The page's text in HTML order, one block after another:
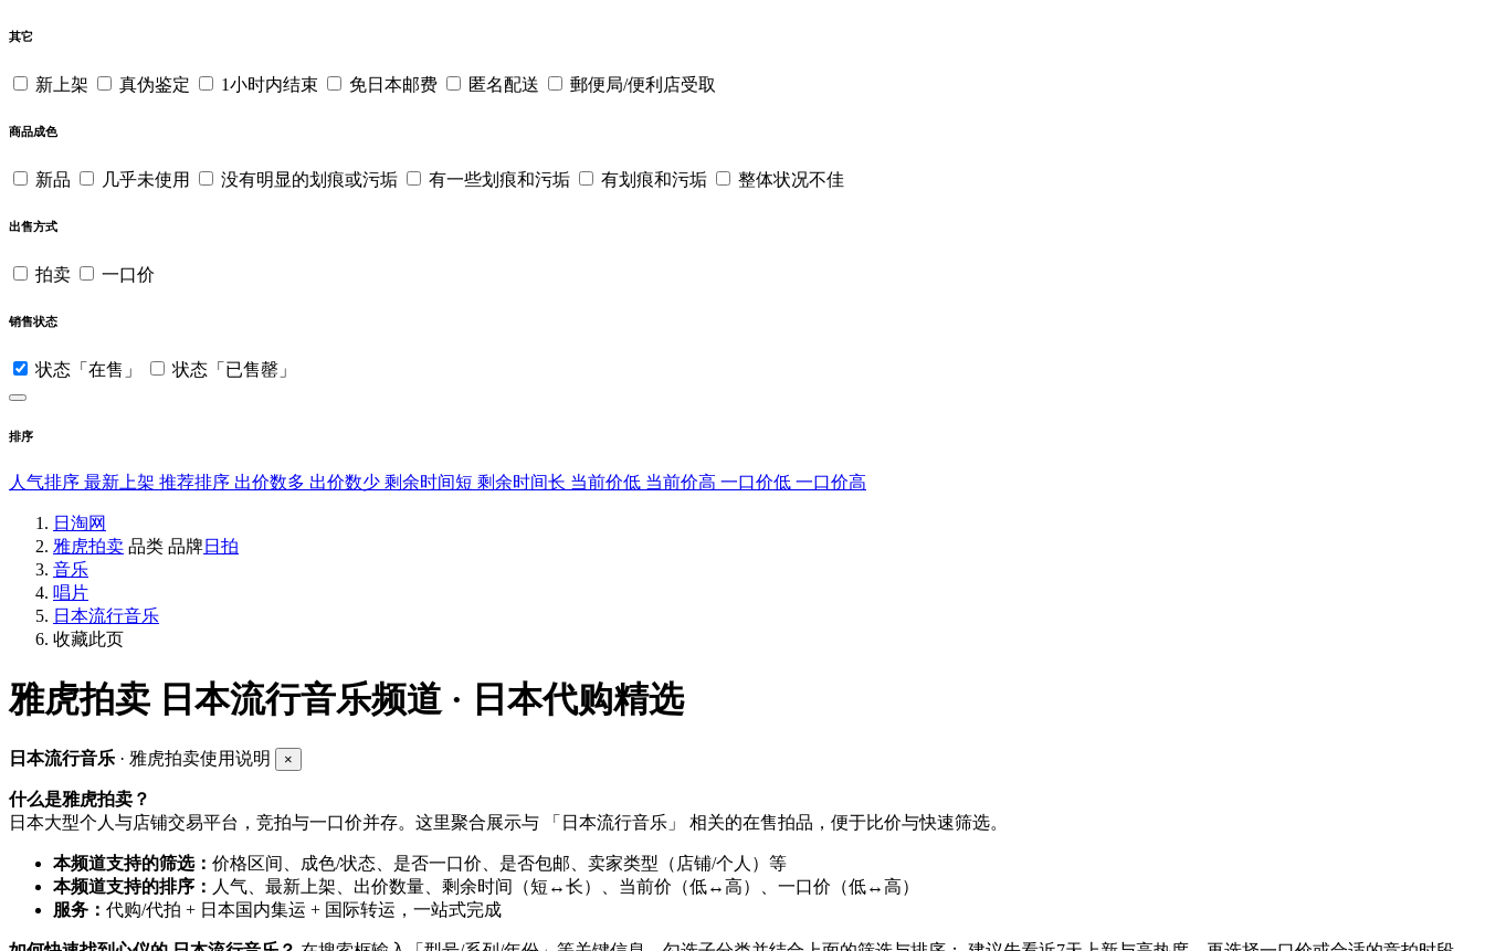
其它
新上架 真伪鉴定 1小时内结束 免日本邮费 匿名配送 郵便局/便利店受取
商品成色
新品 几乎未使用 没有明显的划痕或污垢 有一些划痕和污垢 有划痕和污垢 整体状况不佳
出售方式
拍卖 一口价
销售状态
状态「在售」 状态「已售罄」
排序
人气排序 最新上架 推荐排序 出价数多 出价数少 剩余时间短 剩余时间长 当前价低 当前价高 一口价低 一口价高
日淘网
雅虎拍卖 品类 品牌日拍
音乐
唱片
日本流行音乐
收藏此页
雅虎拍卖 日本流行音乐频道 · 日本代购精选
日本流行音乐 · 雅虎拍卖使用说明 ×
什么是雅虎拍卖？
日本大型个人与店铺交易平台，竞拍与一口价并存。这里聚合展示与 「日本流行音乐」 相关的在售拍品，便于比价与快速筛选。
本频道支持的筛选： 价格区间、成色/状态、是否一口价、是否包邮、卖家类型（店铺/个人）等
本频道支持的排序： 人气、最新上架、出价数量、剩余时间（短↔长）、当前价（低↔高）、一口价（低↔高）
服务： 代购/代拍 + 日本国内集运 + 国际转运，一站式完成